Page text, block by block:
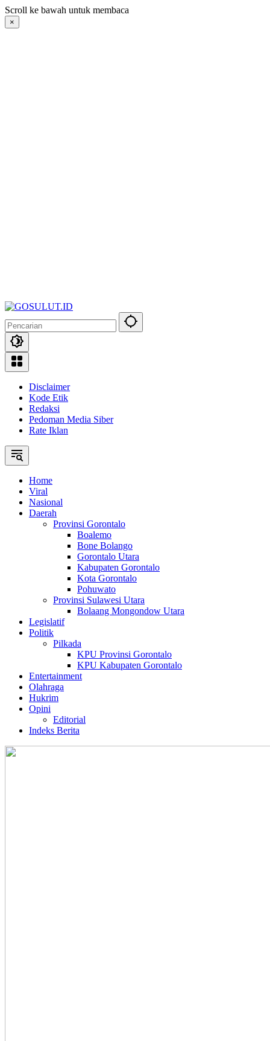
Langsung
ke
konten
Scroll ke bawah untuk membaca
×
Disclaimer
Kode Etik
Redaksi
Pedoman Media Siber
Rate Iklan
Home
Viral
Nasional
Daerah
Provinsi Gorontalo
Boalemo
Bone Bolango
Gorontalo Utara
Kabupaten Gorontalo
Kota Gorontalo
Pohuwato
Provinsi Sulawesi Utara
Bolaang Mongondow Utara
Legislatif
Politik
Pilkada
KPU Provinsi Gorontalo
KPU Kabupaten Gorontalo
Entertainment
Olahraga
Hukrim
Opini
Editorial
Indeks Berita